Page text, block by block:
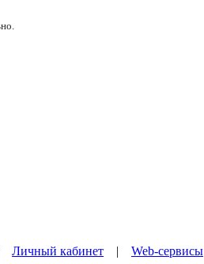
Личный кабинет | Web-сервисы